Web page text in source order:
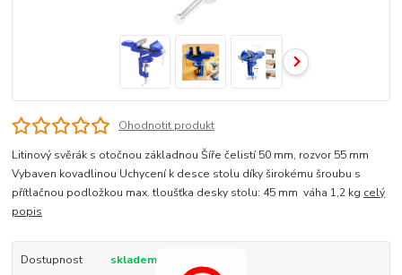
Ohodnotit produkt
Litinový svěrák s otočnou základnou Šíře čelistí 50 mm, rozvor 55 mm
Vybaven kovadlinou Uchycení k desce stolu díky širokému šroubu s
přítlačnou podložkou max. tloušťka desky stolu: 45 mm váha 1,2 kg celý
popis
Dostupnost skladem